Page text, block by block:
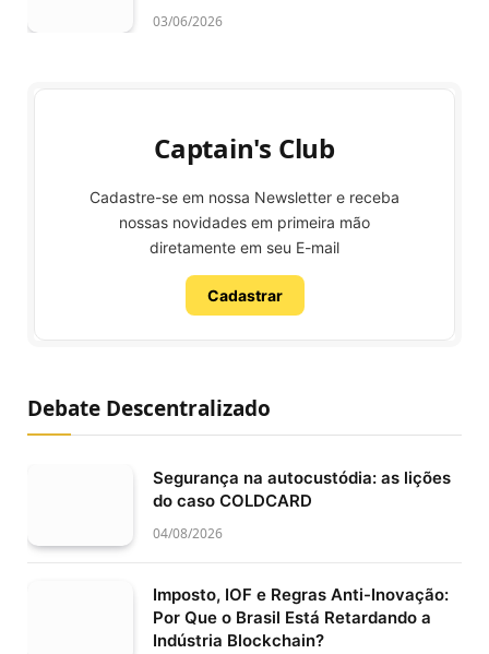
03/06/2026
Captain's Club
Cadastre-se em nossa Newsletter e receba
nossas novidades em primeira mão
diretamente em seu E-mail
Cadastrar
Debate Descentralizado
Segurança na autocustódia: as lições
do caso COLDCARD
04/08/2026
Imposto, IOF e Regras Anti-Inovação:
Por Que o Brasil Está Retardando a
Indústria Blockchain?